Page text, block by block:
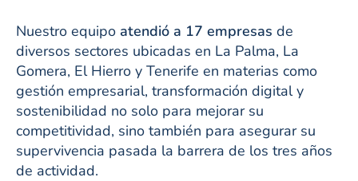
Nuestro equipo atendió a 17 empresas de
diversos sectores ubicadas en La Palma, La
Gomera, El Hierro y Tenerife en materias como
gestión empresarial, transformación digital y
sostenibilidad no solo para mejorar su
competitividad, sino también para asegurar su
supervivencia pasada la barrera de los tres años
de actividad.